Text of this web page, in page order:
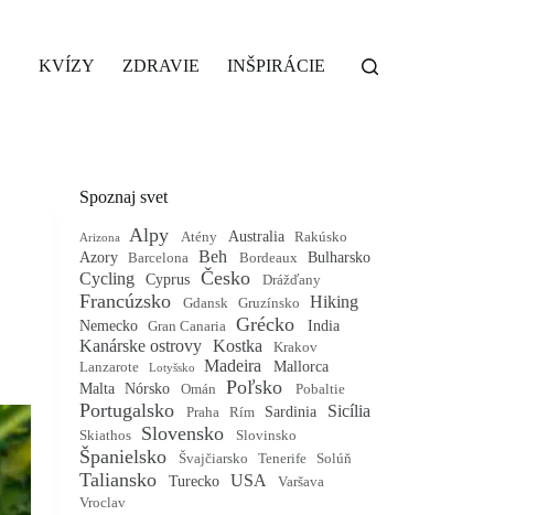
KVÍZY ZDRAVIE INŠPIRÁCIE
Spoznaj svet
Arizona Alpy Atény Australia Rakúsko
Azory Barcelona Beh Bordeaux Bulharsko
Cycling Cyprus Česko Drážďany
Francúzsko Gdansk Gruzínsko Hiking
Nemecko Gran Canaria Grécko India
Kanárske ostrovy Kostka
Krakov
Lanzarote
Lotyšsko Madeira
Mallorca
Malta
Nórsko Omán Poľsko Pobaltie
Portugalsko Praha Rím Sardinia Sicília
Skiathos Slovensko Slovinsko
Španielsko Švajčiarsko Tenerife Solúň
Taliansko Turecko USA
Varšava
Vroclav